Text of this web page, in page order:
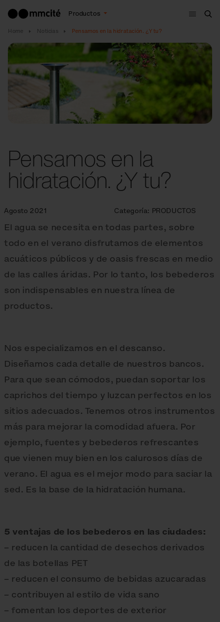
Productos
Menú
Home Noticias Pensamos en la hidratación. ¿Y tu?
Pensamos en la
hidratación. ¿Y tu?
Agosto 2021 Categoría: PRODUCTOS
El agua se necesita en todas partes, sobre
todo en el verano disfrutamos de elementos
acuáticos públicos y de oasis frescas en medio
de las calles áridas. Por lo tanto, los bebederos
son indispensables en nuestra línea de
productos.
Nos especializamos en el descanso.
Diseñamos cada detalle de nuestros bancos.
Para que sean cómodos, puedan soportar los
caprichos del tiempo y luzcan perfectos en los
sitios adecuados. Tenemos otros instrumentos
más para mejorar la comodidad afuera. Por
ejemplo, fuentes y bebederos refrescantes
que vienen muy bien en los calurosos días de
verano. El agua es el mejor modo para saciar la
sed. Es la base de la hidratación humana.
5 ventajas de los bebederos en las ciudades:
– reducen la cantidad de desechos derivados
de las botellas PET
– reducen el consumo de bebidas azucaradas
– contribuyen al estilo de vida sano
– fomentan los deportes de exterior